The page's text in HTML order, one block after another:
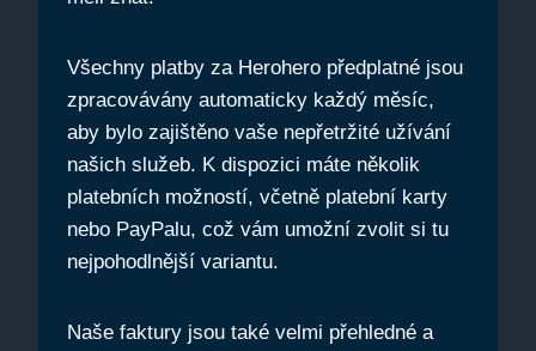
Všechny platby za Herohero předplatné jsou
zpracovávány automaticky každý měsíc,
aby bylo zajištěno vaše nepřetržité užívání
našich služeb. K dispozici máte několik
platebních možností, včetně platební karty
nebo PayPalu, což vám umožní zvolit si tu
nejpohodlnější variantu.
Naše faktury jsou také velmi přehledné a